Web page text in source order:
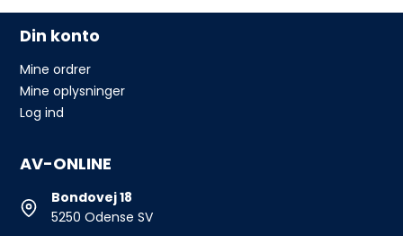
Din konto
Mine ordrer
Mine oplysninger
Log ind
AV-ONLINE
Bondovej 18
5250 Odense SV